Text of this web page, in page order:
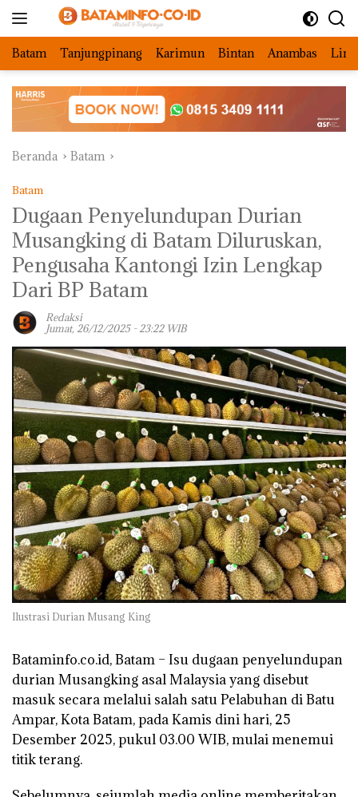
Batam Tanjungpinang Karimun Bintan Anambas
Beranda Batam
Batam
Dugaan Penyelundupan Durian
Musangking di Batam Diluruskan,
Pengusaha Kantongi Izin Lengkap
Dari BP Batam
Redaksi
Jumat, 26/12/2025 - 23:22 WIB
Ilustrasi Durian Musang King
Bataminfo.co.id, Batam – Isu dugaan penyelundupan
durian Musangking asal Malaysia yang disebut
masuk secara melalui salah satu Pelabuhan di Batu
Ampar, Kota Batam, pada Kamis dini hari, 25
Desember 2025, pukul 03.00 WIB, mulai menemui
titik terang.